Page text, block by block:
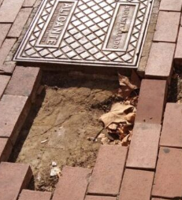
por el
hoy
Dos minutos
Aplicaciones
Música
Poesía
Relato